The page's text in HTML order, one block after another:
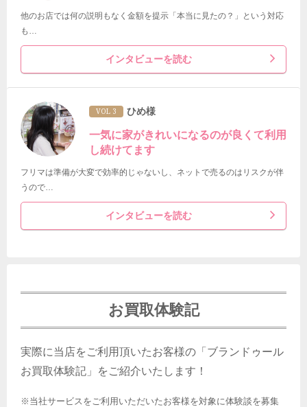
他のお店では何の説明もなく金額を提示「本当に見たの？」という対応
も…
インタビューを読む
VOL 3 ひめ様
一気に家がきれいになるのが良くて利用
し続けてます
フリマは準備が大変で効率的じゃないし、ネットで売るのはリスクが伴
うので…
インタビューを読む
お買取体験記
実際に当店をご利用頂いたお客様の「ブランドゥール
お買取体験記」をご紹介いたします！
※当社サービスをご利用いただいたお客様を対象に体験談を募集